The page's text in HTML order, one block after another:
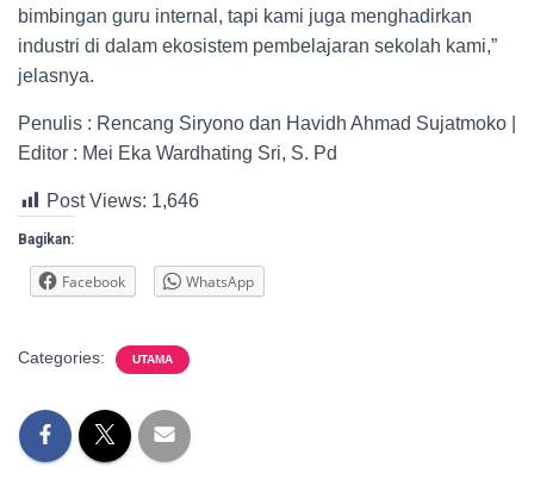
bimbingan guru internal, tapi kami juga menghadirkan
industri di dalam ekosistem pembelajaran sekolah kami,”
jelasnya.
Penulis : Rencang Siryono dan Havidh Ahmad Sujatmoko |
Editor : Mei Eka Wardhating Sri, S. Pd
Post Views: 1,646
Bagikan:
Facebook WhatsApp
Categories: UTAMA